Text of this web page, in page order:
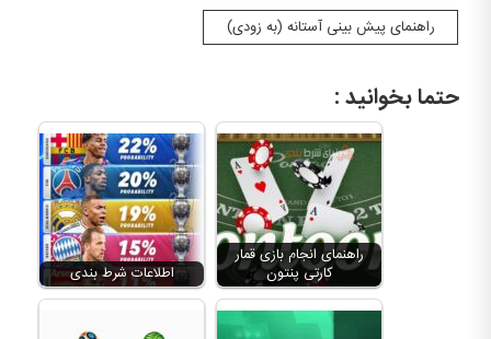
راهنمای پیش بینی آستانه (به زودی)
حتما بخوانید :
اطلاعات شرط بندی
راهنمای انجام بازی قمار
کارتی پنتون